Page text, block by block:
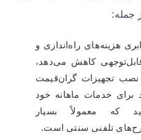
هزینه‌های راه‌اندازی و
کاهش می‌دهد،
نصب تجهیزات گران‌قیمت
خدمات ماهانه خود
که معمولاً بسیار
تلفنی سنتی است.